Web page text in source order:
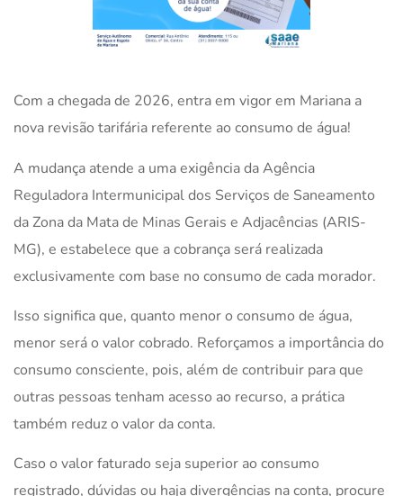
Com a chegada de 2026, entra em vigor em Mariana a
nova revisão tarifária referente ao consumo de água!
A mudança atende a uma exigência da Agência
Reguladora Intermunicipal dos Serviços de Saneamento
da Zona da Mata de Minas Gerais e Adjacências (ARIS-
MG), e estabelece que a cobrança será realizada
exclusivamente com base no consumo de cada morador.
Isso significa que, quanto menor o consumo de água,
menor será o valor cobrado. Reforçamos a importância do
consumo consciente, pois, além de contribuir para que
outras pessoas tenham acesso ao recurso, a prática
também reduz o valor da conta.
Caso o valor faturado seja superior ao consumo
registrado, dúvidas ou haja divergências na conta, procure